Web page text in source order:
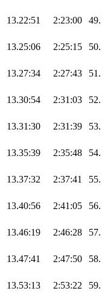
13.22:51 2:23:00 49.
13.25:06 2:25:15 50.
13.27:34 2:27:43 51.
13.30:54 2:31:03 52.
13.31:30 2:31:39 53.
13.35:39 2:35:48 54.
13.37:32 2:37:41 55.
13.40:56 2:41:05 56.
13.46:19 2:46:28 57.
13.47:41 2:47:50 58.
13.53:13 2:53:22 59.